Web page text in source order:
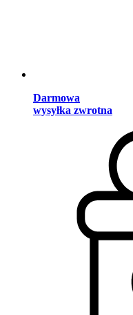
Darmowa
wysyłka zwrotna